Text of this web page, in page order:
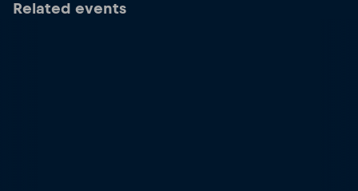
Related events